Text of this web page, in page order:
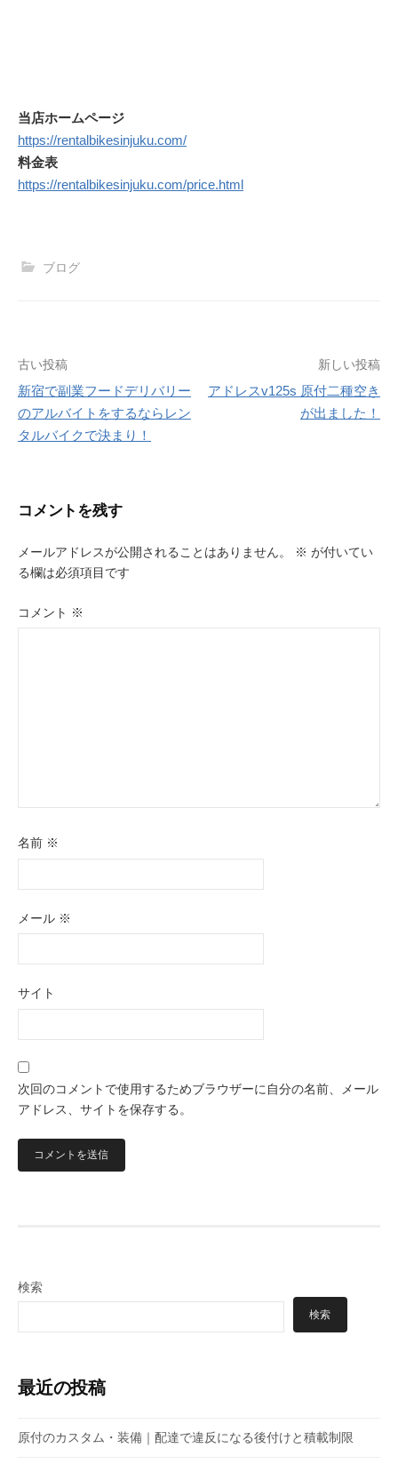
当店ホームページ
https://rentalbikesinjuku.com/
料金表
https://rentalbikesinjuku.com/price.html
ブログ
投
稿
ナ
シ
ン
古い投稿
新宿で副業フードデリバリー
のアルバイトをするならレン
タルバイクで決まり！
新しい投稿
アドレスv125s 原付二種空き
が出ました！
コメントを残す
メールアドレスが公開されることはありません。 ※ が付いてい
る欄は必須項目です
コメント ※
名前 ※
メール ※
サイト
次回のコメントで使用するためブラウザーに自分の名前、メール
アドレス、サイトを保存する。
検索
検索
最近の投稿
原付のカスタム・装備｜配達で違反になる後付けと積載制限